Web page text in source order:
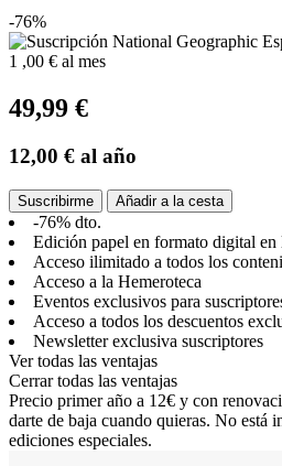
-76%
1 ,00 € al mes
49,99 €
12,00 € al año
Suscribirme Añadir a la cesta
-76% dto.
Edición papel en formato digital
Acceso ilimitado a todos los
Acceso a la Hemeroteca
Eventos exclusivos para
Acceso a todos los descuentos
Newsletter exclusiva suscriptores
Ver todas las ventajas
Cerrar todas las ventajas
Precio primer año a 12€ y con
darte de baja cuando quieras. No está
ediciones especiales.